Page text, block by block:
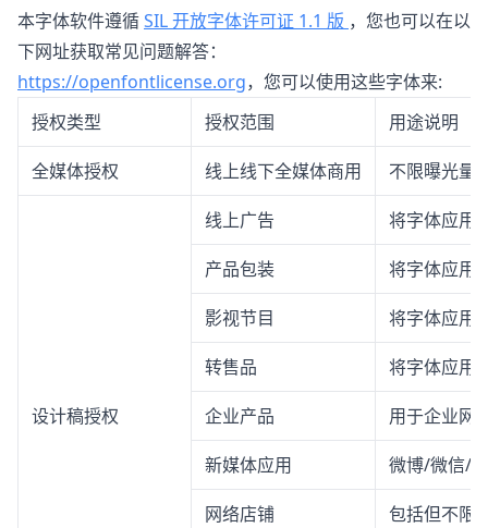
本字体软件遵循SIL 开放字体许可证 1.1 版 ，您也可以在以
下网址获取常见问题解答：
https://openfontlicense.org，您可以使用这些字体来:
授权类型
授权范围 用途说明
全媒体授权 线上线下全媒体商用 不限曝光量
设计稿授权
线上广告 将字体应用
产品包装 将字体应用
影视节目 将字体应用
转售品 将字体应用
企业产品 用于企业网
新媒体应用 微博/微信/
网络店铺 包括但不限